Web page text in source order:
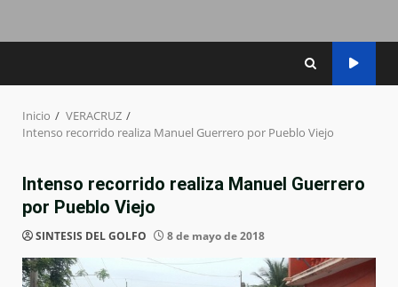
Inicio
VERACRUZ
Intenso recorrido realiza Manuel Guerrero por Pueblo Viejo
Intenso recorrido realiza Manuel Guerrero
por Pueblo Viejo
SINTESIS DEL GOLFO 8 de mayo de 2018